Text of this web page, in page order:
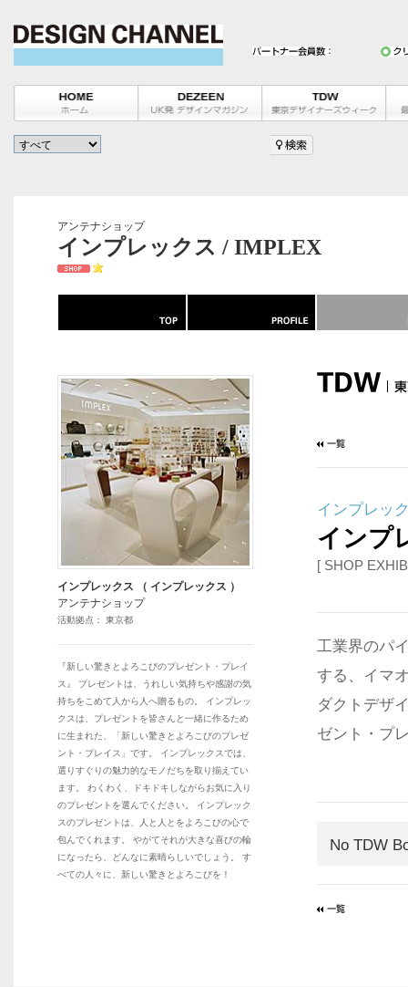
アンテナショップ
インプレックス / IMPLEX
インプレッ
インプ
[ SHOP
工業界のパ
する、イマ
ダクトデザ
ゼント・プ
No TDW
インプレックス （ インプレックス ）
アンテナショップ
活動拠点： 東京都
『新しい驚きとよろこびのプレゼント・プレイ
ス』 プレゼントは、うれしい気持ちや感謝の気
持ちをこめて人から人へ贈るもの。 インプレッ
クスは、プレゼントを皆さんと一緒に作るため
に生まれた、「新しい驚きとよろこびのプレゼ
ント・プレイス」です。 インプレックスでは、
選りすぐりの魅力的なモノだちを取り揃えてい
ます。 わくわく、ドキドキしながらお気に入り
のプレゼントを選んでください。 インプレック
スのプレゼントは、人と人とをよろこびの心で
包んでくれます。 やがてそれが大きな喜びの輪
になったら、どんなに素晴らしいでしょう。 す
べての人々に、新しい驚きとよろこびを！